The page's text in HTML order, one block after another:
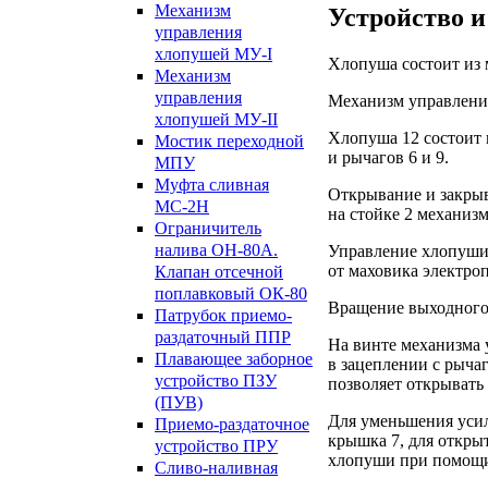
Механизм
управления
хлопушей МУ-I
Механизм
управления
хлопушей МУ-II
Мостик переходной
МПУ
Муфта сливная
МС-2Н
Ограничитель
налива ОН-80А.
Клапан отсечной
поплавковый ОК-80
Патрубок приемо-
раздаточный ППР
Плавающее заборное
устройство ПЗУ
(ПУВ)
Приемо-раздаточное
устройство ПРУ
Сливо-наливная
Устройство
Хлопуша состоит из
Механизм
Хлопуша 12
и рычагов 6 и 9.
Открывание и
на стойке 2
Управление
от маховика
Вращение выходного
На винте механизма
в зацеплении с
позволяет
Для уменьшения
крышка 7, для
хлопуши при